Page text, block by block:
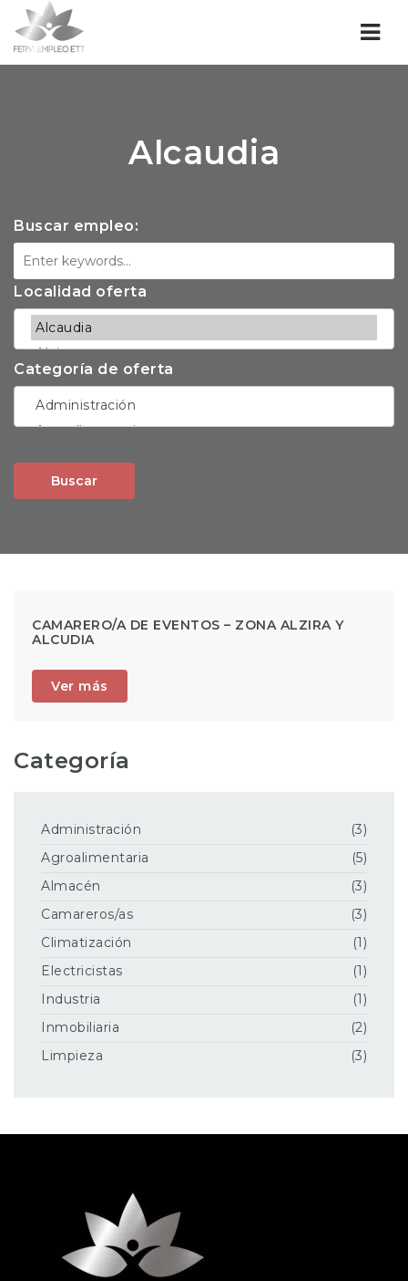
Alcaudia
Buscar empleo:
Localidad oferta
Categoría de oferta
Buscar
CAMARERO/A DE EVENTOS – ZONA ALZIRA Y
ALCUDIA
Ver más
Categoría
Administración
(3)
Agroalimentaria
(5)
Almacén
(3)
Camareros/as
(3)
Climatización
(1)
Electricistas
(1)
Industria
(1)
Inmobiliaria
(2)
Limpieza
(3)